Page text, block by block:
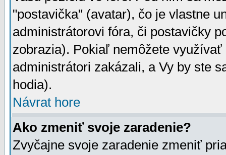
"postavička" (avatar), čo je vlastne
administrátorovi fóra, či postavičky
zobrazia). Pokiaľ nemôžete
administrátori zakázali, a Vy by ste
hodia).
Návrat hore
Ako zmeniť svoje zaradenie?
Zvyčajne svoje zaradenie zmeniť